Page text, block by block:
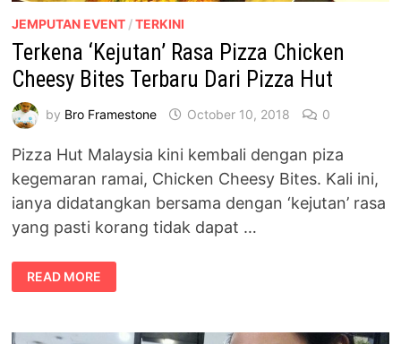
JEMPUTAN EVENT /TERKINI
Terkena ‘Kejutan’ Rasa Pizza Chicken
Cheesy Bites Terbaru Dari Pizza Hut
by Bro Framestone October 10, 2018 0
Pizza Hut Malaysia kini kembali dengan piza
kegemaran ramai, Chicken Cheesy Bites. Kali ini,
ianya didatangkan bersama dengan ‘kejutan’ rasa
yang pasti korang tidak dapat …
TERKENA
‘KEJUTAN’
RASA
CHEESY
READ MORE